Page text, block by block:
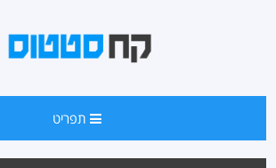
תפריט